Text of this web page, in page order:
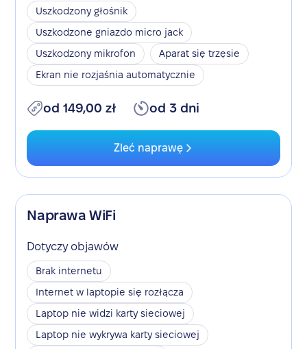
Uszkodzony głośnik
Uszkodzone gniazdo micro jack
Uszkodzony mikrofon
Aparat się trzęsie
Ekran nie rozjaśnia automatycznie
od 149,00 zł od 3 dni
Zleć naprawę
Naprawa WiFi
Dotyczy objawów
Brak internetu
Internet w laptopie się rozłącza
Laptop nie widzi karty sieciowej
Laptop nie wykrywa karty sieciowej